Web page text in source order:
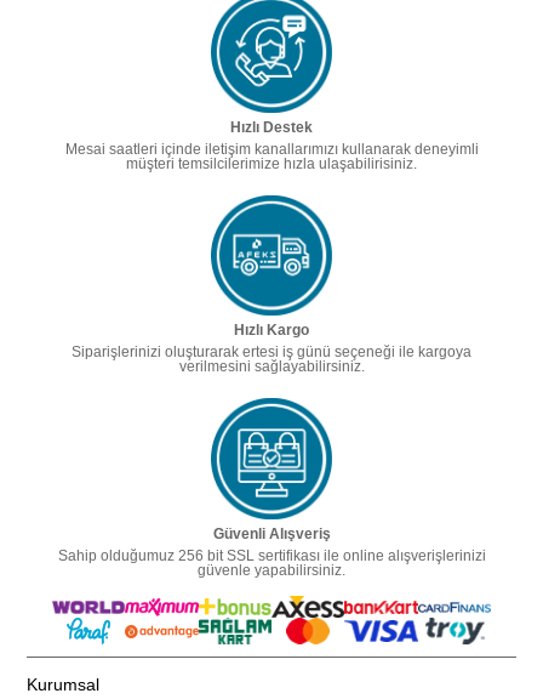
Hızlı Destek
Mesai saatleri içinde iletişim kanallarımızı kullanarak deneyimli
müşteri temsilcilerimize hızla ulaşabilirisiniz.
Hızlı Kargo
Siparişlerinizi oluşturarak ertesi iş günü seçeneği ile kargoya
verilmesini sağlayabilirsiniz.
Güvenli Alışveriş
Sahip olduğumuz 256 bit SSL sertifikası ile online alışverişlerinizi
güvenle yapabilirsiniz.
Kurumsal